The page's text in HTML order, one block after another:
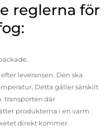
reglerna för
leveransen. Den ska
Detta gäller särskilt
transporten där
produkterna i en varm
direkt kommer